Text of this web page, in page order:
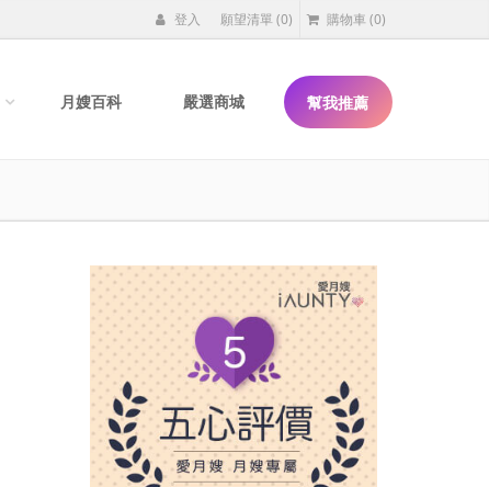
登入 願望清單(0) 購物車 (0)
月嫂百科 嚴選商城 幫我推薦